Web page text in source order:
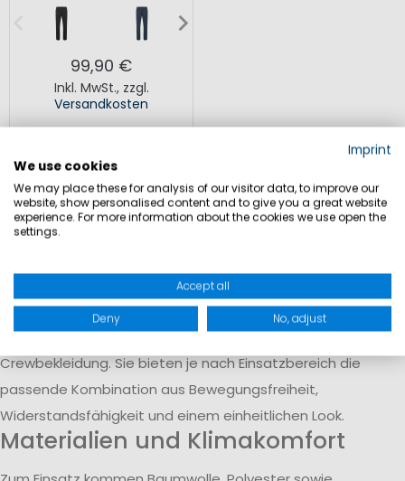
99,90 €
Inkl. MwSt., zzgl.
Versandkosten
Hosen für Crewuniformen und den
professionellen Bordalltag
Ob im Service, auf Deck oder im Hafen – lange und kurze
Hosen gehören zur Grundausstattung moderner
Crewbekleidung. Sie bieten je nach Einsatzbereich die
passende Kombination aus Bewegungsfreiheit,
Widerstandsfähigkeit und einem einheitlichen Look.
Materialien und Klimakomfort
Imprint
We use cookies
We may place these for analysis of our visitor data, to improve our
website, show personalised content and to give you a great website
experience. For more information about the cookies we use open the
settings.
Accept all
Deny No, adjust